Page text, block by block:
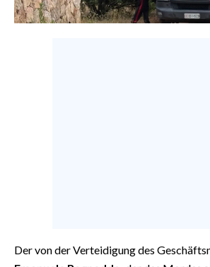
ALTRI SPORT
Der von der Verteidigung des